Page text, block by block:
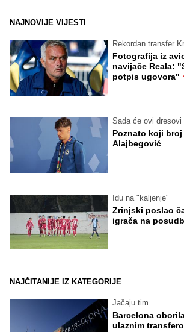
NAJNOVIJE VIJESTI
Rekordan transfer
Fotografija iz
navijače Reala:
potpis ugovora" ·
Sada će ovi dresovi
Poznato koji
Alajbegović
Idu na "kaljenje"
Zrinjski poslao
igrača na
NAJČITANIJE IZ KATEGORIJE
Jačaju tim
Barcelona
ulaznim